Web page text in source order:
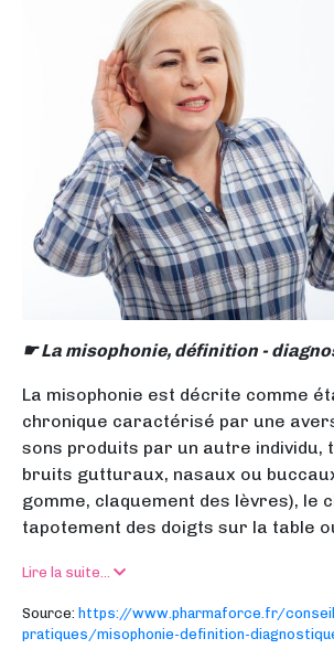
☛La misophonie, définition -
La misophonie est décrite comme
chronique caractérisé par une
sons produits par un autre individu,
bruits gutturaux, nasaux ou
gomme, claquement des lèvres), le
tapotement des doigts sur la table
Lire la suite...
Source: https://www.pharmaforce.fr/
pratiques/misophonie-definition-